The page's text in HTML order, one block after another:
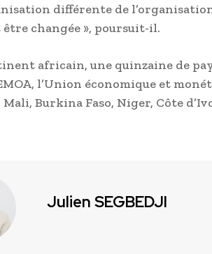
différente de
être changée », poursuit-il.
africain, une quinzaine de
l’Union économique et
Mali, Burkina Faso, Niger, Côte
Julien SEGBEDJI